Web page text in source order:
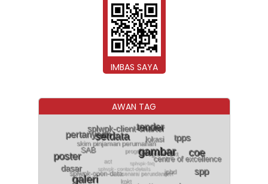
IMBAS SAYA
AWAN TAG